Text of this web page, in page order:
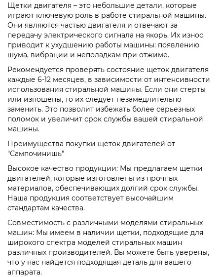
Щетки двигателя – это небольшие детали, которые
играют ключевую роль в работе стиральной машины.
Они являются частью двигателя и отвечают за
передачу электрического сигнала на якорь. Их износ
приводит к ухудшению работы машины: появлению
шума, вибрации и неполадкам при отжиме.
Рекомендуется проверять состояние щеток двигателя
каждые 6-12 месяцев, в зависимости от интенсивности
использования стиральной машины. Если они стерты
или изношены, то их следует незамедлительно
заменить. Это позволит избежать более серьезных
поломок и увеличит срок службы вашей стиральной
машины.
Преимущества покупки щеток двигателей от
"Сампочинишь"
Высокое качество продукции: Мы предлагаем щетки
двигателей, которые изготовлены из прочных
материалов, обеспечивающих долгий срок службы.
Наша продукция соответствует высочайшим
стандартам качества.
Совместимость с различными моделями стиральных
машин: Мы имеем в наличии щетки, подходящие для
широкого спектра моделей стиральных машин
различных производителей. Вы можете быть уверены,
что у нас найдется подходящая деталь для вашего
аппарата.